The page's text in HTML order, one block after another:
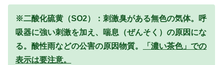
※二酸化硫黄（SO2）：刺激臭がある無色の気体。呼
吸器に強い刺激を加え、喘息（ぜんそく）の原因にな
る。酸性雨などの公害の原因物質。
「濃い茶色」での
表示は要注意。